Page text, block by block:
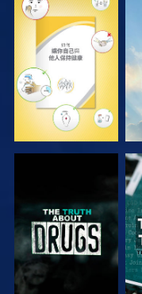
觀看
觀看